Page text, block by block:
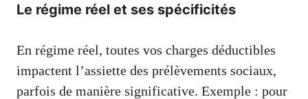
Le régime réel et ses spécificités
En régime réel, toutes vos charges déductibles
impactent l’assiette des prélèvements sociaux,
parfois de manière significative. Exemple : pour